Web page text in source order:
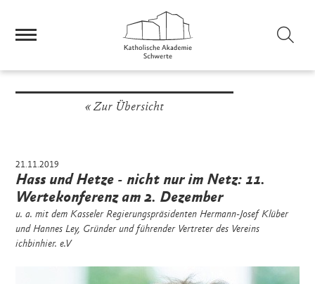
Zur Übersicht
21.11.2019
Hass und Hetze - nicht nur im Netz: 11.
Wertekonferenz am 2. Dezember
u. a. mit dem Kasseler Regierungspräsidenten Hermann-Josef Klüber
und Hannes Ley, Gründer und führender Vertreter des Vereins
ichbinhier. e.V